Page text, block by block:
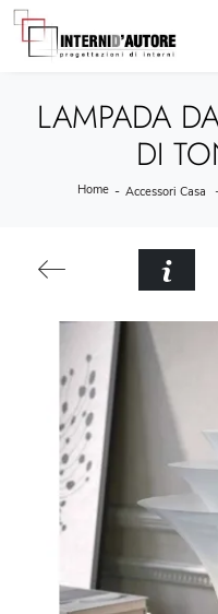
LAMPADA
DI
Home - Accessori Casa